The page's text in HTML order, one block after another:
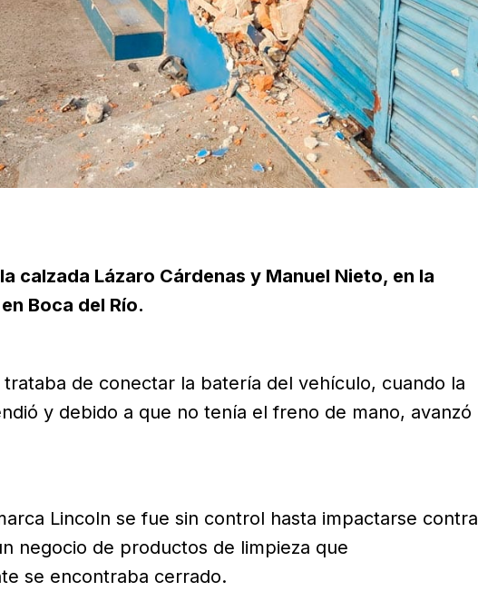
calzada Lázaro Cárdenas y Manuel Nieto, en la
Boca del Río.
de conectar la batería del vehículo, cuando la
y debido a que no tenía el freno de mano, avanzó
Lincoln se fue sin control hasta impactarse contra
negocio de productos de limpieza que
se encontraba cerrado.